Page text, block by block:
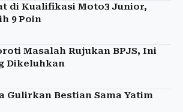
di Kualifikasi Moto3 Junior,
9 Poin
Masalah Rujukan BPJS, Ini
Dikeluhkan
Gulirkan Bestian Sama Yatim